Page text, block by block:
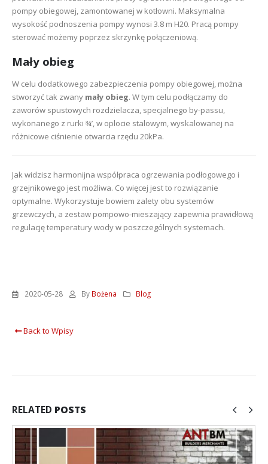
pompy obiegowej, zamontowanej w kotłowni. Maksymalna
wysokość podnoszenia pompy wynosi 3.8 m H20. Pracą pompy
sterować możemy poprzez skrzynkę połączeniową.
Mały obieg
W celu dodatkowego zabezpieczenia pompy obiegowej, można
stworzyć tak zwany mały obieg. W tym celu podłączamy do
zaworów spustowych rozdzielacza, specjalnego by-passu,
wykonanego z rurki ¾’, w oplocie stalowym, wyskalowanej na
różnicowe ciśnienie otwarcia rzędu 20kPa.
Jak widzisz harmonijna współpraca ogrzewania podłogowego i
grzejnikowego jest możliwa. Co więcej jest to rozwiązanie
optymalne. Wykorzystuje bowiem zalety obu systemów
grzewczych, a zestaw pompowo-mieszający zapewnia prawidłową
regulację temperatury wody w poszczególnych systemach.
2020-05-28 By Bożena Blog
Back to Wpisy
RELATED POSTS